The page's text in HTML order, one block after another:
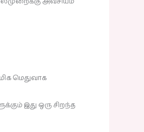
மெதுவாக
இது ஒரு சிறந்த